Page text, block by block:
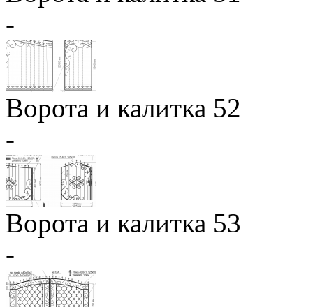
-
Ворота и калитка 52
-
Ворота и калитка 53
-